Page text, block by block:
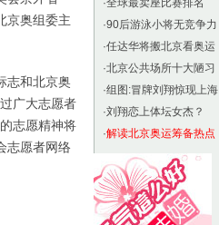
京奥组委主
志和北京奥
广大志愿者
志愿精神将
志愿者网络
·全球最卖座比赛排名
·90后游泳小将无竞争力
·任达华将搬北京看奥运
·北京公共场所十大陋习
·组图:冒牌刘翔惊现上海
·刘翔恋上体坛女杰？
·解读北京奥运筹备热点